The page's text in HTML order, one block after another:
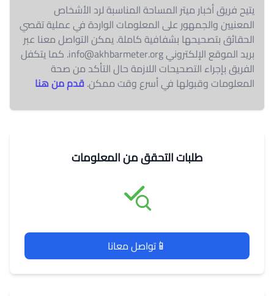
يتيح فريق أخبار ميتر المساحة المناسبة لرد الأشخاص
المعنيين والجمهور على المعلومات الواردة في عملية تقصي
الحقائق بتصحيحها بشفافية كاملة. يمكن التواصل معنا عبر
بريد الموقع الإلكترونيinfo@akhbarmeter.org. كما يتكفل
الفريق بإجراء التصحيحات اللازمة حال التأكد من صحة
المعلومات وقبولها في أسرع وقت ممكن.قدم من هنا
طلبات التحقق من المعلومات
📱تواصل معانا